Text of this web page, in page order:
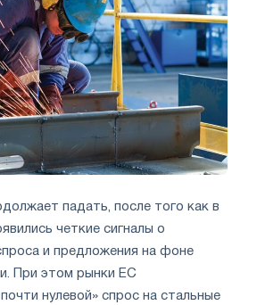
падать, после того как в
четкие сигналы о
и предложения на фоне
При этом рынки ЕС
нулевой» спрос на стальные